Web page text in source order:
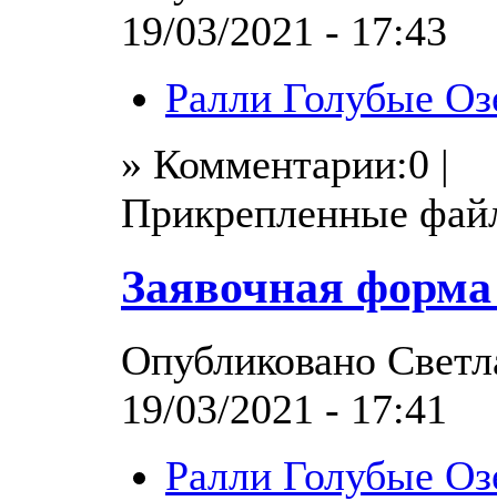
19/03/2021 - 17:43
Ралли Голубые
» Комментарии:0 |
Прикрепленные
Заявочная
Опубликовано
19/03/2021 - 17:41
Ралли Голубые